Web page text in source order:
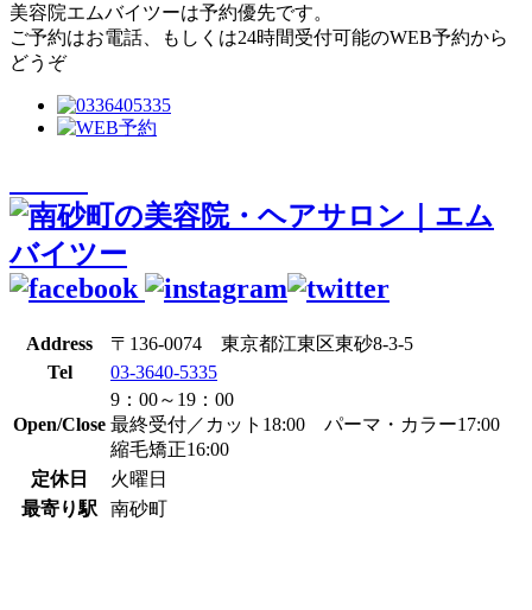
美容院エムバイツーは予約優先です。
ご予約はお電話、もしくは24時間受付可能のWEB予約から
どうぞ
Address
〒136-0074 東京都江東区東砂8-3-5
Tel
03-3640-5335
Open/Close
9：00～19：00
最終受付／カット18:00 パーマ・カラー17:00
縮毛矯正16:00
定休日
火曜日
最寄り駅
南砂町